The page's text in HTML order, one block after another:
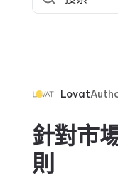
Lovat
針對市
則